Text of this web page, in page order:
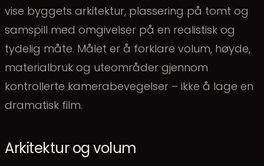
vise byggets arkitektur, plassering på tomt og
samspill med omgivelser på en realistisk og
tydelig måte. Målet er å forklare volum, høyde,
materialbruk og uteområder gjennom
kontrollerte kamerabevegelser – ikke å lage en
dramatisk film.
Arkitektur og volum